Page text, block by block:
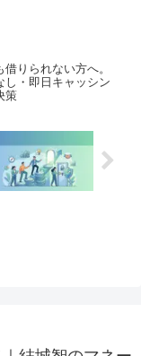
りられない方へ。
し・即日キャッシン
策